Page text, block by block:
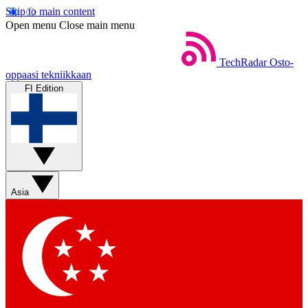
Skip to main content
Open menu Close main menu
TechRadar Osto-
oppaasi tekniikkaan
FI Edition
Asia